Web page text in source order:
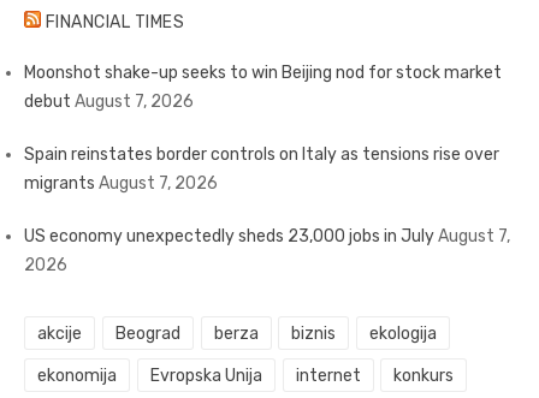
FINANCIAL TIMES
Moonshot shake-up seeks to win Beijing nod for stock market
debut August 7, 2026
Spain reinstates border controls on Italy as tensions rise over
migrants August 7, 2026
US economy unexpectedly sheds 23,000 jobs in JulyAugust 7,
2026
akcije Beograd berza biznis ekologija
ekonomija Evropska Unija internet konkurs